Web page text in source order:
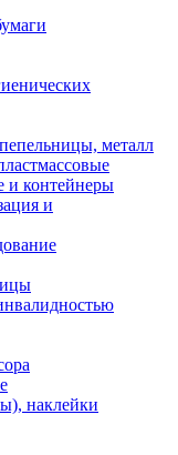
металл
и контейнеры
и
наклейки